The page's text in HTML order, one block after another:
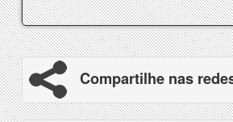
Compartilhe nas